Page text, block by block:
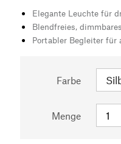
Elegante Leuchte für
Blendfreies,
Portabler Begleiter für
Farbe
Menge